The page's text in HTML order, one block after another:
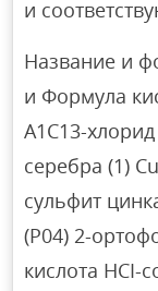
и
Название и
и Формула
A1C13-
серебра (1)
сульфит
(P04) 2-
кислота HCI-